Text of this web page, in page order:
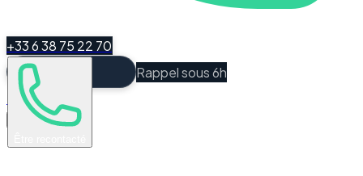
+33 6 38 75 22 70
Rappel sous 6h
Espace Client